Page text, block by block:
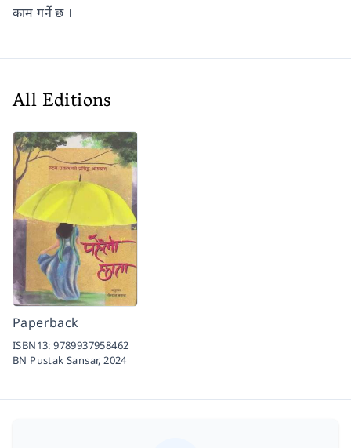
काम गर्ने छ ।
All Editions
Paperback
ISBN13:9789937958462
BN Pustak Sansar, 2024